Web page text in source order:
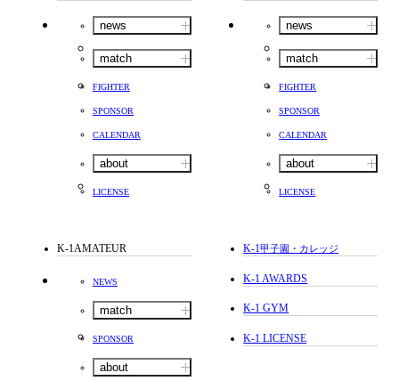
news
match
FIGHTER
SPONSOR
CALENDAR
about
LICENSE
news
match
FIGHTER
SPONSOR
CALENDAR
about
LICENSE
K-1AMATEUR
NEWS
match
SPONSOR
about
K-1甲子園・カレッジ
K-1 AWARDS
K-1 GYM
K-1 LICENSE